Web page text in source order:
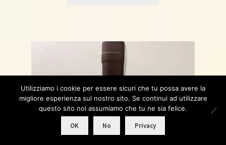
Utilizziamo i cookie per essere sicuri che tu possa avere la
migliore esperienza sul nostro sito. Se continui ad utilizzare
questo sito noi assumiamo che tu ne sia felice.
OK No Privacy